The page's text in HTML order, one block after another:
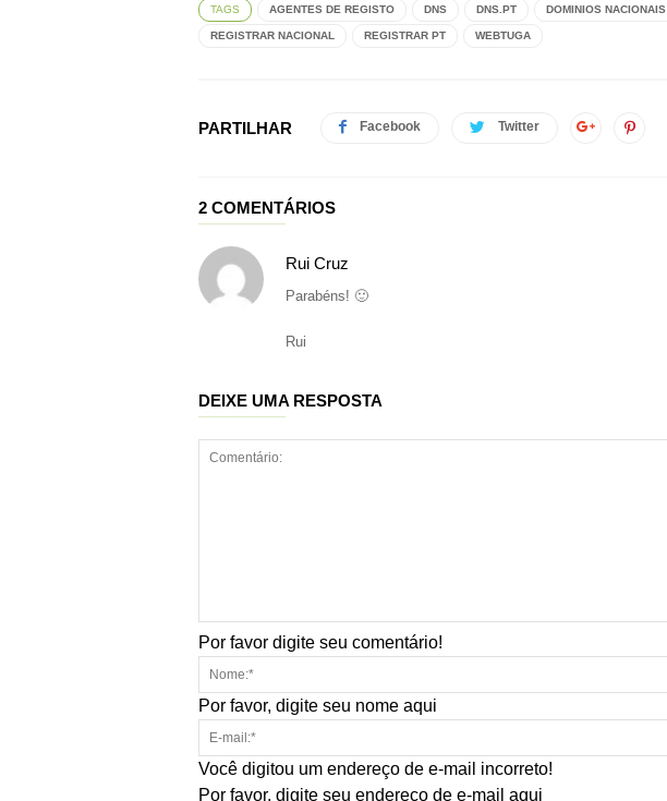
TAGS AGENTES DE REGISTO DNS DNS.PT DOMINIOS NACIONAIS
REGISTRAR NACIONAL REGISTRAR PT WEBTUGA
PARTILHAR Facebook Twitter
2 COMENTÁRIOS
Rui Cruz
Parabéns! 🙂
Rui
DEIXE UMA RESPOSTA
Por favor digite seu comentário!
Por favor, digite seu nome aqui
Você digitou um endereço de e-mail incorreto!
Por favor, digite seu endereço de e-mail aqui